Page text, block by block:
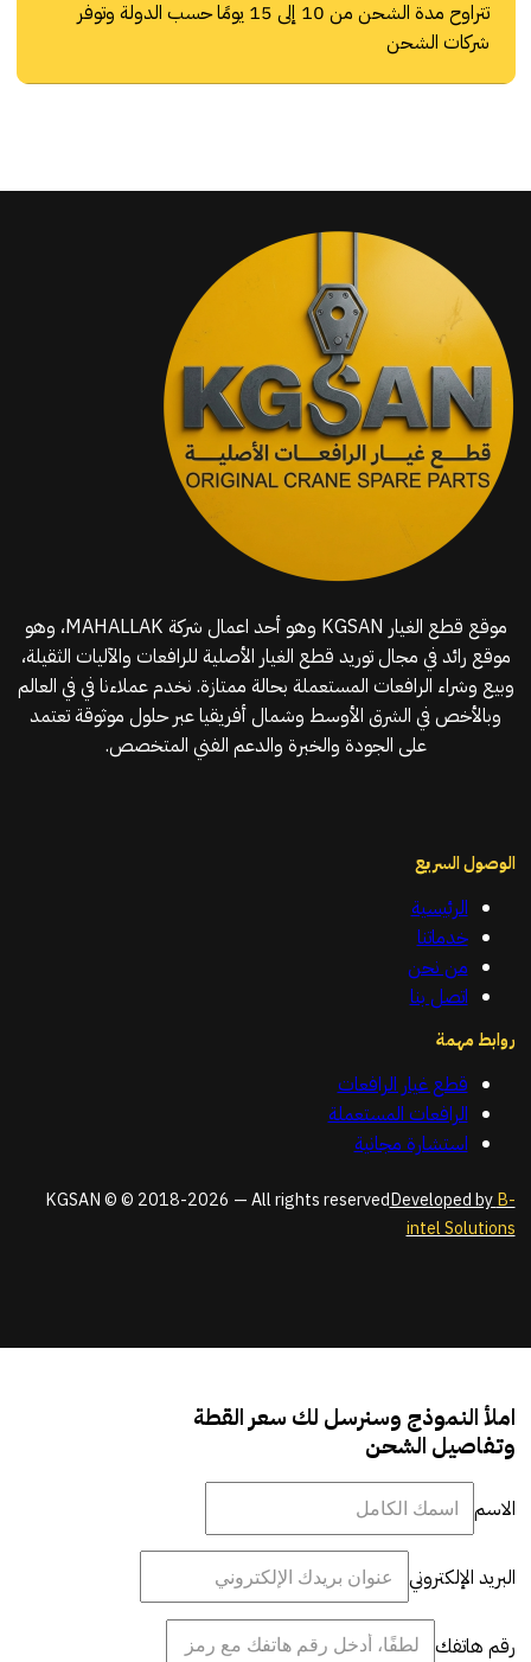
تتراوح مدة الشحن من 10 إلى 15 يومًا حسب الدولة وتوفر
شركات الشحن
موقع قطع الغيار KGSAN وهو أحد اعمال شركة MAHALLAK، وهو
موقع رائد في مجال توريد قطع الغيار الأصلية للرافعات والآليات الثقيلة،
وبيع وشراء الرافعات المستعملة بحالة ممتازة. نخدم عملاءنا في في العالم
وبالأخص في الشرق الأوسط وشمال أفريقيا عبر حلول موثوقة تعتمد
على الجودة والخبرة والدعم الفني المتخصص.
الوصول السريع
الرئيسية
خدماتنا
من نحن
اتصل بنا
روابط مهمة
قطع غيار الرافعات
الرافعات المستعملة
استشارة مجانية
KGSAN © © 2018-2026 — All rights reservedDeveloped byB-
intel Solutions
املأ النموذج وسنرسل لك سعر القطة
وتفاصيل الشحن
الاسم
البريد الإلكتروني
رقم هاتفك